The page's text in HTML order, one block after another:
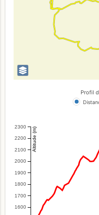
Profil
1600
1700
1800
1900
2000
2100
2200
2300 Altitude (m)